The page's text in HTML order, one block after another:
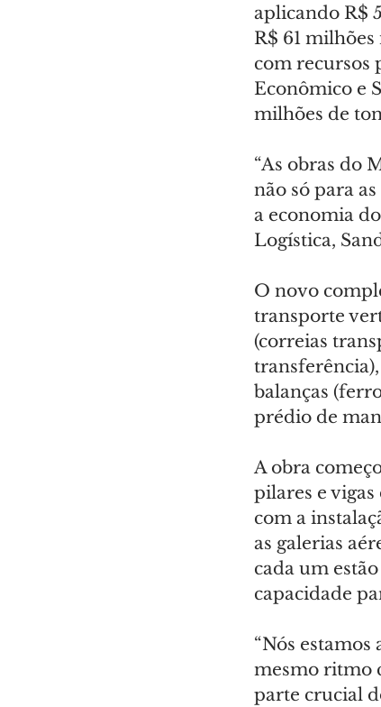
aplicando R$
R$ 61
com recursos
Econômico e
milhões de
“As obras do
não só para
a economia
Logística,
O novo
transporte
(correias
balanças
prédio de
A obra
pilares e
com a
as galerias
cada um
capacidade
“Nós
mesmo ritmo
parte crucial